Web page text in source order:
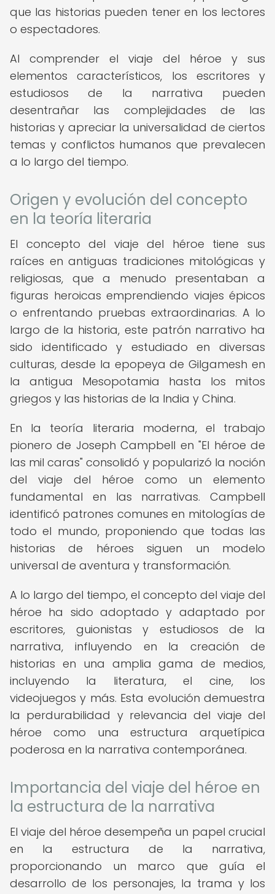
que las historias pueden tener en los lectores
o espectadores.
Al comprender el viaje del héroe y sus
elementos característicos, los escritores y
estudiosos de la narrativa pueden
desentrañar las complejidades de las
historias y apreciar la universalidad de ciertos
temas y conflictos humanos que prevalecen
a lo largo del tiempo.
Origen y evolución del concepto
en la teoría literaria
El concepto del viaje del héroe tiene sus
raíces en antiguas tradiciones mitológicas y
religiosas, que a menudo presentaban a
figuras heroicas emprendiendo viajes épicos
o enfrentando pruebas extraordinarias. A lo
largo de la historia, este patrón narrativo ha
sido identificado y estudiado en diversas
culturas, desde la epopeya de Gilgamesh en
la antigua Mesopotamia hasta los mitos
griegos y las historias de la India y China.
En la teoría literaria moderna, el trabajo
pionero de Joseph Campbell en "El héroe de
las mil caras" consolidó y popularizó la noción
del viaje del héroe como un elemento
fundamental en las narrativas. Campbell
identificó patrones comunes en mitologías de
todo el mundo, proponiendo que todas las
historias de héroes siguen un modelo
universal de aventura y transformación.
A lo largo del tiempo, el concepto del viaje del
héroe ha sido adoptado y adaptado por
escritores, guionistas y estudiosos de la
narrativa, influyendo en la creación de
historias en una amplia gama de medios,
incluyendo la literatura, el cine, los
videojuegos y más. Esta evolución demuestra
la perdurabilidad y relevancia del viaje del
héroe como una estructura arquetípica
poderosa en la narrativa contemporánea.
Importancia del viaje del héroe en
la estructura de la narrativa
El viaje del héroe desempeña un papel crucial
en la estructura de la narrativa,
proporcionando un marco que guía el
desarrollo de los personajes, la trama y los